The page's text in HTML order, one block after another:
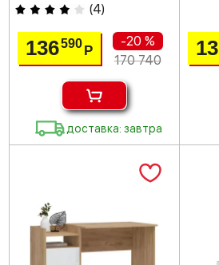
(4)
136590Р
-20 %
170 740
доставка: завтра
13